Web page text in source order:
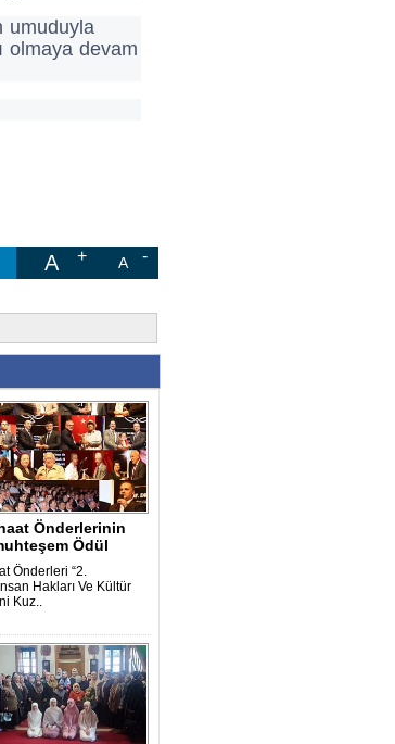
umuduyla
olmaya devam
A A
Önderlerinin
Ödül
Önderleri “2.
Hakları Ve Kültür
Kuz..